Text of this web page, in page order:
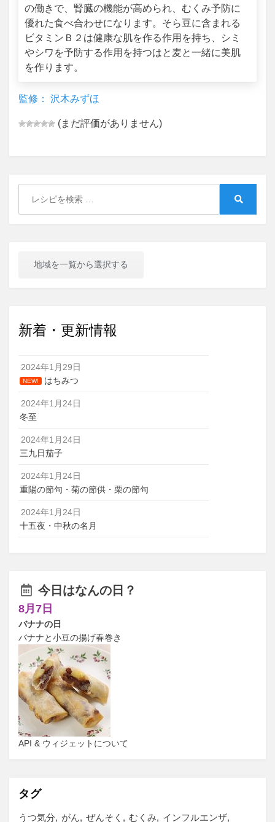
の働きで、腎臓の機能が高められ、むくみ予防に
優れた食べ合わせになります。そら豆に含まれる
ビタミンＢ２は健康な肌を作る作用を持ち、シミ
やシワを予防する作用を持つはと麦と一緒に美肌
を作ります。
監修： 沢木みずほ
(まだ評価がありません)
地域を一覧から選択する
新着・更新情報
2024年1月29日
NEW! はちみつ
2024年1月24日
冬至
2024年1月24日
三九日茄子
2024年1月24日
重陽の節句・菊の節供・栗の節句
2024年1月24日
十五夜・中秋の名月
今日はなんの日？
8月7日
バナナの日
バナナと小豆の揚げ春巻き
API & ウィジェットについて
タグ
うつ気分 がん ぜんそく むくみ
インフルエンザ